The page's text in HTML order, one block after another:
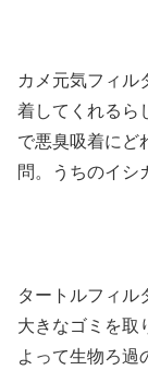
カメ元気フィル
着してくれるら
で悪臭吸着にど
問。うちのイシ
タートルフィル
大きなゴミを取
よって生物ろ過